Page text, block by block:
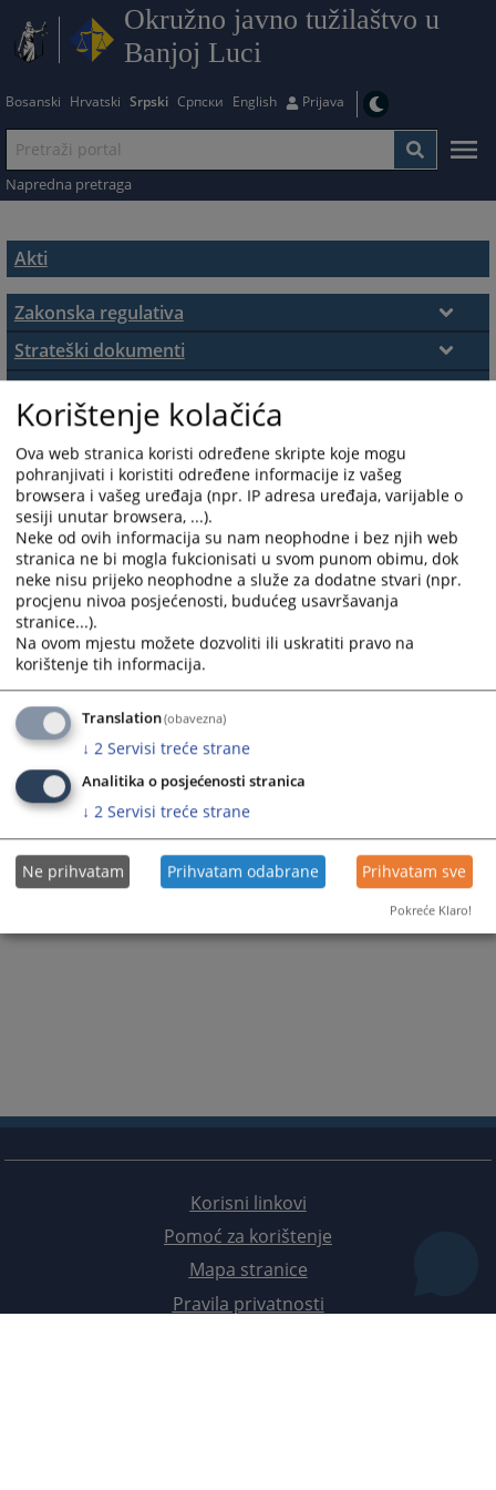
Okružno javno tužilaštvo u
Banjoj Luci
Bosanski Hrvatski Srpski Српски English Prijava
Napredna pretraga
Akti
Zakonska regulativa
Zakoni
Strateški dokumenti
Strateški dokumenti
PRAVILA PRIVATNOSTI
Interni akti
Pravilnici
Korisni linkovi
Pomoć za korištenje
Mapa stranice
Pravila privatnosti
Korištenje kolačića
Ova web stranica koristi određene skripte koje mogu
pohranjivati i koristiti određene informacije iz vašeg
browsera i vašeg uređaja (npr. IP adresa uređaja, varijable o
sesiji unutar browsera, ...).
Neke od ovih informacija su nam neophodne i bez njih web
stranica ne bi mogla fukcionisati u svom punom obimu, dok
neke nisu prijeko neophodne a služe za dodatne stvari (npr.
procjenu nivoa posjećenosti, budućeg usavršavanja
stranice...).
Na ovom mjestu možete dozvoliti ili uskratiti pravo na
korištenje tih informacija.
Translation(obavezna)
↓ 2 Servisi treće strane
Analitika o posjećenosti stranica
↓ 2 Servisi treće strane
Ne prihvatam Prihvatam odabrane Prihvatam sve
Pokreće Klaro!